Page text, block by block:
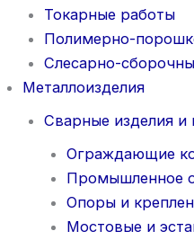
Токарные работы
Полимерно-
Слесарно-
Металлоизделия
Сварные изделия и
Ограждающие
Промышленное
Опоры и
Мостовые и